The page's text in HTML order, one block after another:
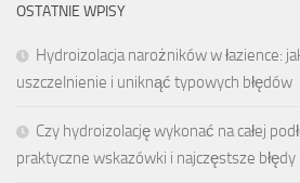
OSTATNIE WPISY
Hydroizolacja narożników w łazience:
uszczelnienie i uniknąć typowych błędów
Czy hydroizolację wykonać na całej
praktyczne wskazówki i najczęstsze błędy